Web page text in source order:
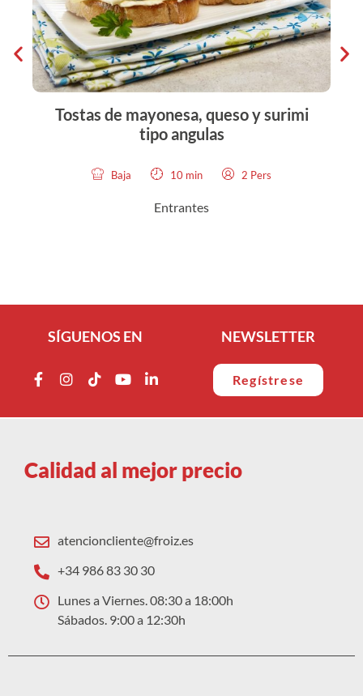
Tostas de mayonesa, queso y surimi
tipo angulas
Baja 10 min 2 Pers
Entrantes
SÍGUENOS EN NEWSLETTER
Regístrese
Calidad al mejor precio
atencioncliente@froiz.es
+34 986 83 30 30
Lunes a Viernes. 08:30 a 18:00h
Sábados. 9:00 a 12:30h